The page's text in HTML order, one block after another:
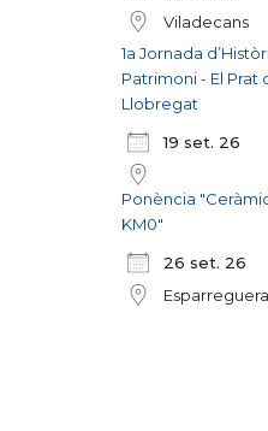
Viladecans
1a Jornada
Patrimoni - El Prat
Llobregat
19 set. 26
Ponència
KM0"
26 set. 26
Esparreguera